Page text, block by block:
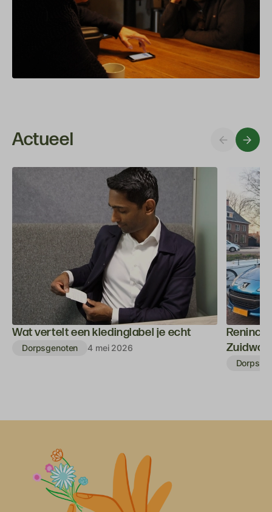
Actueel
Wat vertelt een kledinglabel je echt
Dorpsgenoten 4 mei 2026
Reninca